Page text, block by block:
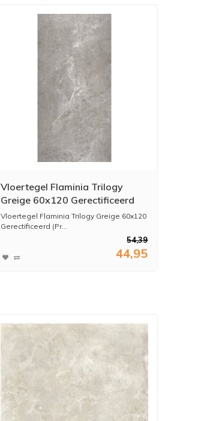
Vloertegel Flaminia Trilogy
Greige 60x120 Gerectificeerd
(Prijs Per M2)
Vloertegel Flaminia Trilogy Greige 60x120
Gerectificeerd (Pr...
54,39
44,95